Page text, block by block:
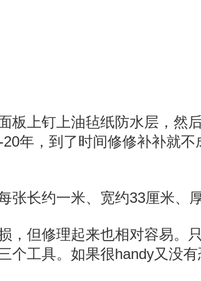
板上钉上油毡纸防水层，然
年，到了时间修修补补就不
张长约一米、宽约33厘米、
，但修理起来也相对容易。
个工具。如果很handy又没